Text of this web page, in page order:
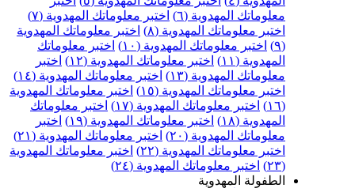
المهدوية (٦)
اختبر معلوماتك المهدوية (٧)
معلوماتك المهدوية (٨)
اختبر معلوماتك المهدوية
اختبر معلوماتك المهدوية (١٠)
اختبر معلوماتك
اختبر معلوماتك المهدوية (١٢)
اختبر
المهدوية (١٣)
اختبر معلوماتك المهدوية (١٤)
معلوماتك المهدوية (١٥)
اختبر معلوماتك المهدوية
اختبر معلوماتك المهدوية (١٧)
اختبر معلوماتك
اختبر معلوماتك المهدوية (١٩)
اختبر
المهدوية (٢٠)
اختبر معلوماتك المهدوية (٢١)
معلوماتك المهدوية (٢٢)
اختبر معلوماتك المهدوية
اختبر معلوماتك المهدوية (٢٤)
المهدوية